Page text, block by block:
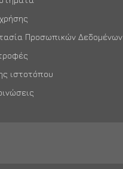
Προσωπικών Δεδομένων
ιστοτόπου